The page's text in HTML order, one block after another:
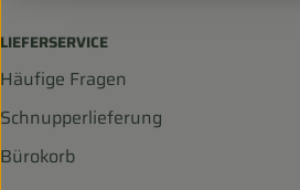
LIEFERSERVICE
Häufige Fragen
Schnupperlieferung
Bürokorb